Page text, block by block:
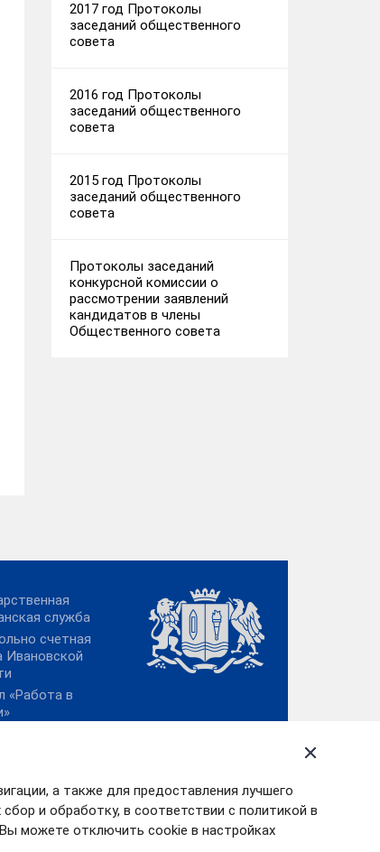
а также для предоставления лучшего
и обработку, в соответствии с политикой в
можете отключить cookie в настройках
2017 год Протоколы
заседаний общественного
совета
2016 год Протоколы
заседаний общественного
совета
2015 год Протоколы
заседаний общественного
совета
Протоколы заседаний
конкурсной комиссии о
рассмотрении заявлений
кандидатов в члены
Общественного совета
служба
счетная
Ивановской
«Работа в